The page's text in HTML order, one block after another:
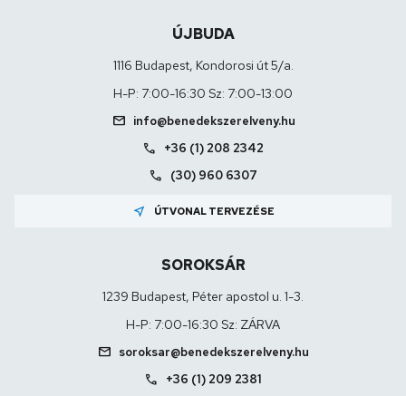
ÚJBUDA
1116 Budapest, Kondorosi út 5/a.
H-P: 7:00-16:30 Sz: 7:00-13:00
mail info@benedekszerelveny.hu
call +36 (1) 208 2342
call (30) 960 6307
near_me ÚTVONAL TERVEZÉSE
SOROKSÁR
1239 Budapest, Péter apostol u. 1-3.
H-P: 7:00-16:30 Sz: ZÁRVA
mail soroksar@benedekszerelveny.hu
call +36 (1) 209 2381